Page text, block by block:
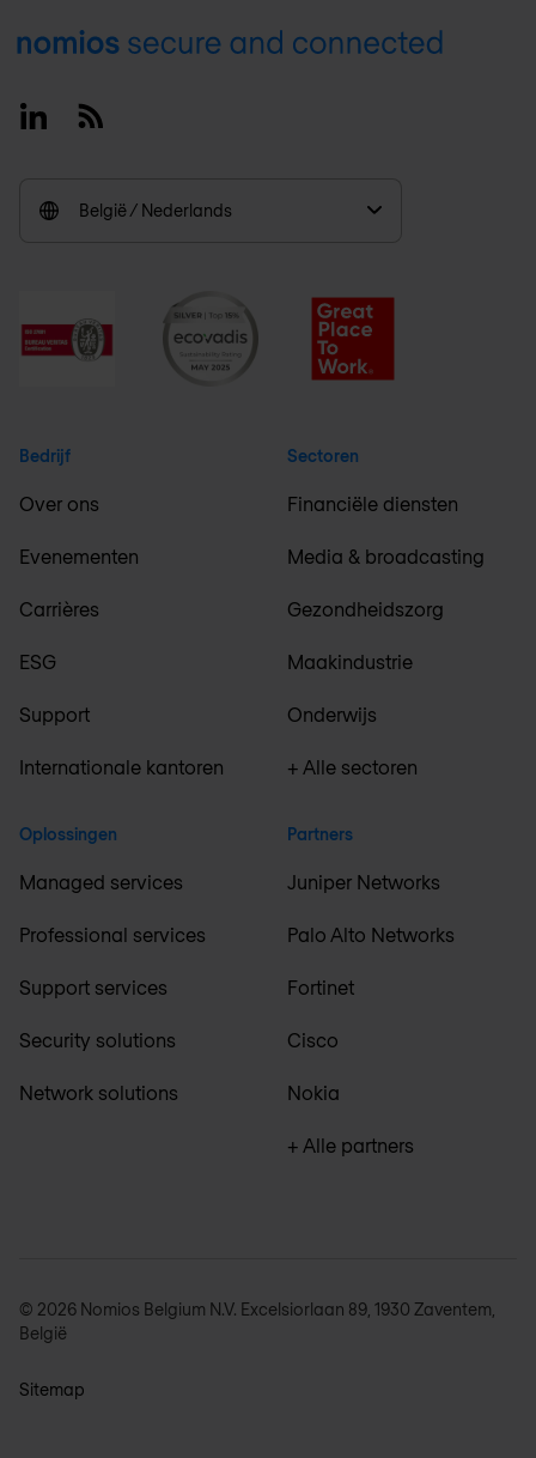
Footer
LinkedinRSS
België / Nederlands
Bedrijf
Over ons
Evenementen
Carrières
ESG
Support
Internationale kantoren
Oplossingen
Managed services
Professional services
Support services
Security solutions
Network solutions
Sectoren
Financiële diensten
Media & broadcasting
Gezondheidszorg
Maakindustrie
Onderwijs
+ Alle sectoren
Partners
Juniper Networks
Palo Alto Networks
Fortinet
Cisco
Nokia
+ Alle partners
© 2026 Nomios Belgium N.V. Excelsiorlaan 89, 1930 Zaventem,
België
Sitemap